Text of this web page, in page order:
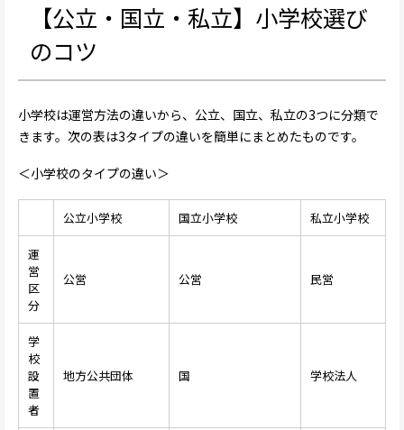
【公立・国立・私立】小学校選び
のコツ
小学校は運営方法の違いから、公立、国立、私立の3つに分類で
きます。次の表は3タイプの違いを簡単にまとめたものです。
＜小学校のタイプの違い＞
公立小学校 国立小学校 私立小学校
運
営
区
分
公営 公営 民営
学
校
設
置
者
地方公共団体 国 学校法人